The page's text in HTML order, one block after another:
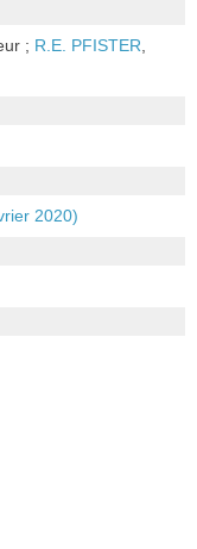
; R.E. PFISTER
2020)